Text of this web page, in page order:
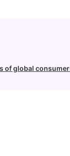
of global